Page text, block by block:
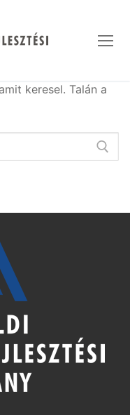
keresel. Talán a